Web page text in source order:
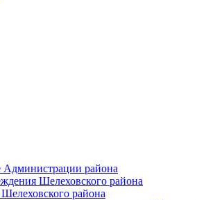
Администрации района
Шелеховского района
района